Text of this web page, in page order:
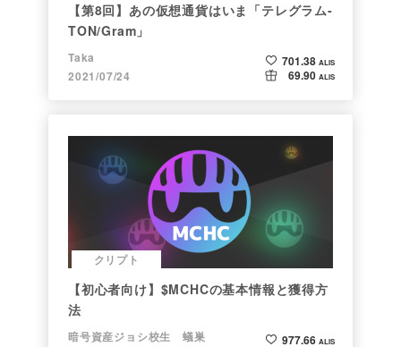
【第8回】あの仮想通貨はいま「テレグラム-
TON/Gram」
Taka
2021/07/24
701.38 ALIS
69.90 ALIS
クリプト
【初心者向け】$MCHCの基本情報と獲得方
法
暗号資産ジョシ校生 蟻巣 977.66 ALIS